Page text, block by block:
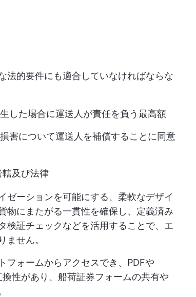
法的要件にも適合していなければならな
した場合に運送人が責任を負う最高額
害について運送人を補償することに同意
及び法律
ゼーションを可能にする、柔軟なデザイ
物にまたがる一貫性を確保し、定義済み
検証チェックなどを活用することで、エ
ません。
フォームからアクセスでき、PDFや
性があり、船荷証券フォームの共有や